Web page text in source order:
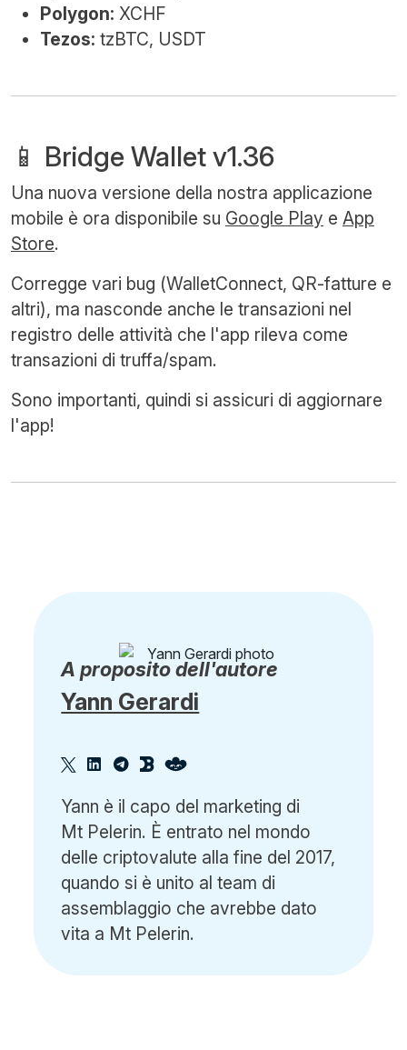
Polygon: XCHF
Tezos: tzBTC, USDT
📱 Bridge Wallet v1.36
Una nuova versione della nostra applicazione
mobile è ora disponibile su Google Play e App
Store.
Corregge vari bug (WalletConnect, QR-fatture e
altri), ma nasconde anche le transazioni nel
registro delle attività che l'app rileva come
transazioni di truffa/spam.
Sono importanti, quindi si assicuri di aggiornare
l'app!
A proposito dell'autore
Yann Gerardi
Yann è il capo del marketing di
Mt Pelerin. È entrato nel mondo
delle criptovalute alla fine del 2017,
quando si è unito al team di
assemblaggio che avrebbe dato
vita a Mt Pelerin.